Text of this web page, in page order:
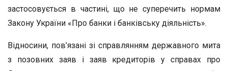
застосовується в частині, що не суперечить нормам
Закону України «Про банки і банківську діяльність».
Відносини, пов’язані зі справлянням державного мита
з позовних заяв і заяв кредиторів у справах про